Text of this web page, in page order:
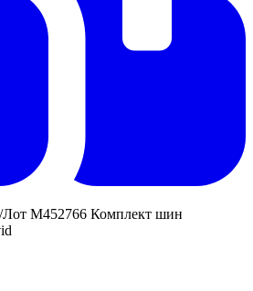
/Лот M452766 Комплект шин